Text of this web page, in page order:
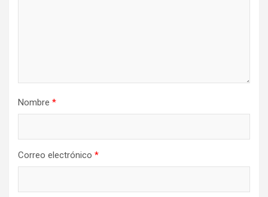
Nombre *
Correo electrónico *